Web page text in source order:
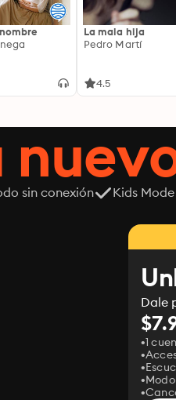
La mala hija
Pedro Martí
4.5
sin conexión Kids Mode
Dale
1